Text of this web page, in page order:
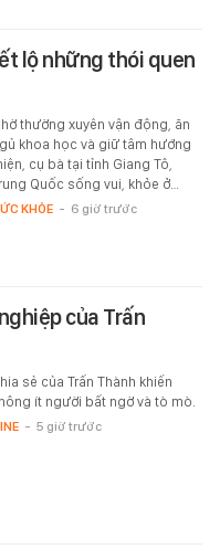
lộ những thói quen
thường xuyên vận động, ăn
khoa học và giữ tâm hướng
cụ bà tại tỉnh Giang Tô,
Quốc sống vui, khỏe ở…
KHỎE - 6 giờ trước
của Trấn
sẻ của Trấn Thành khiến
ít người bất ngờ và tò mò.
- 5 giờ trước